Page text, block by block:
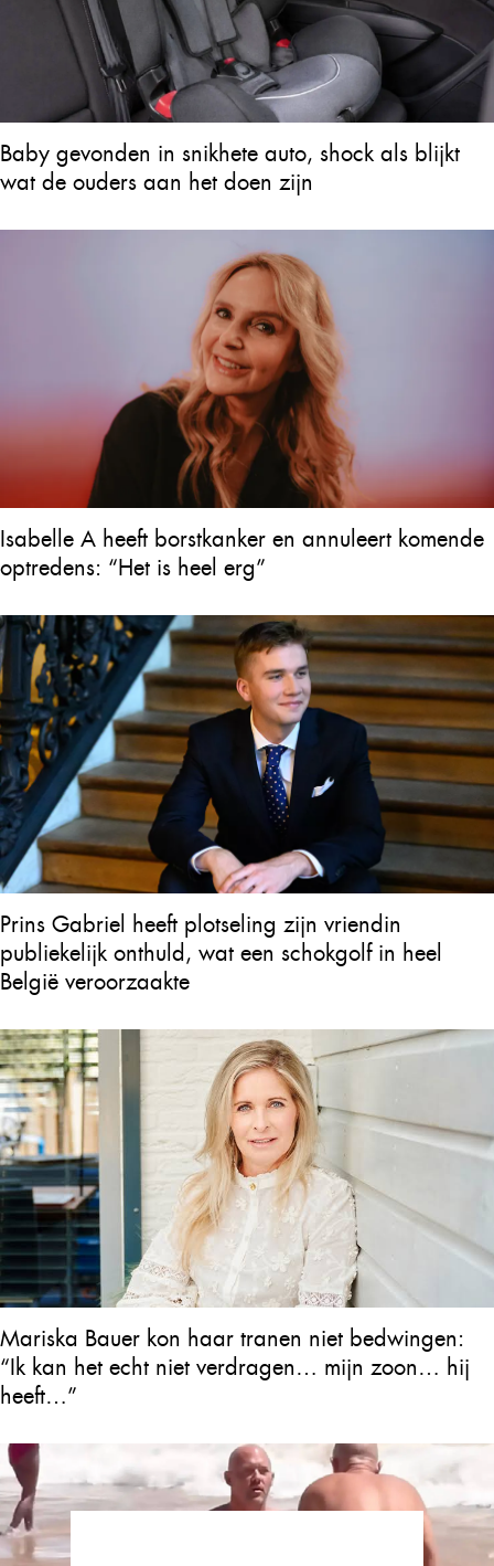
Baby gevonden in snikhete auto, shock als blijkt
wat de ouders aan het doen zijn
Isabelle A heeft borstkanker en annuleert komende
optredens: “Het is heel erg”
Prins Gabriel heeft plotseling zijn vriendin
publiekelijk onthuld, wat een schokgolf in heel
België veroorzaakte
Mariska Bauer kon haar tranen niet bedwingen:
“Ik kan het echt niet verdragen… mijn zoon… hij
heeft…”